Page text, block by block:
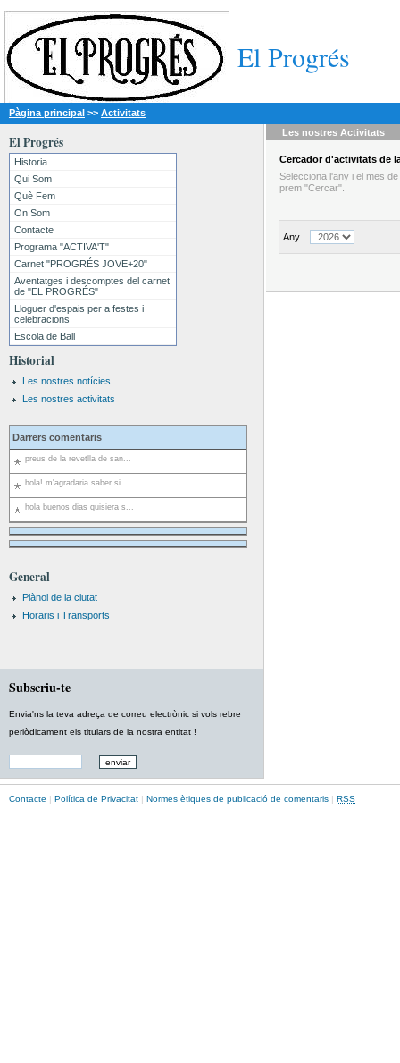
El Progrés
Pàgina principal >> Activitats
El Progrés
Historia
Qui Som
Què Fem
On Som
Contacte
Programa "ACTIVA'T"
Carnet "PROGRÉS JOVE+20"
Aventatges i descomptes del carnet
de "EL PROGRÉS"
Lloguer d'espais per a festes i
celebracions
Escola de Ball
Historial
Les nostres notícies
Les nostres activitats
Darrers comentaris
preus de la revetlla de san...
hola! m'agradaria saber si...
hola buenos dias quisiera s...
General
Plànol de la ciutat
Horaris i Transports
Subscriu-te
Envia'ns la teva adreça de correu electrònic si vols rebre
periòdicament els titulars de la nostra entitat !
Les nostres Activitats
Cercadord'activitats de
Selecciona l'any i el mes
prem "Cercar".
Any
Contacte | Política de Privacitat | Normes ètiques de publicació de comentaris | RSS